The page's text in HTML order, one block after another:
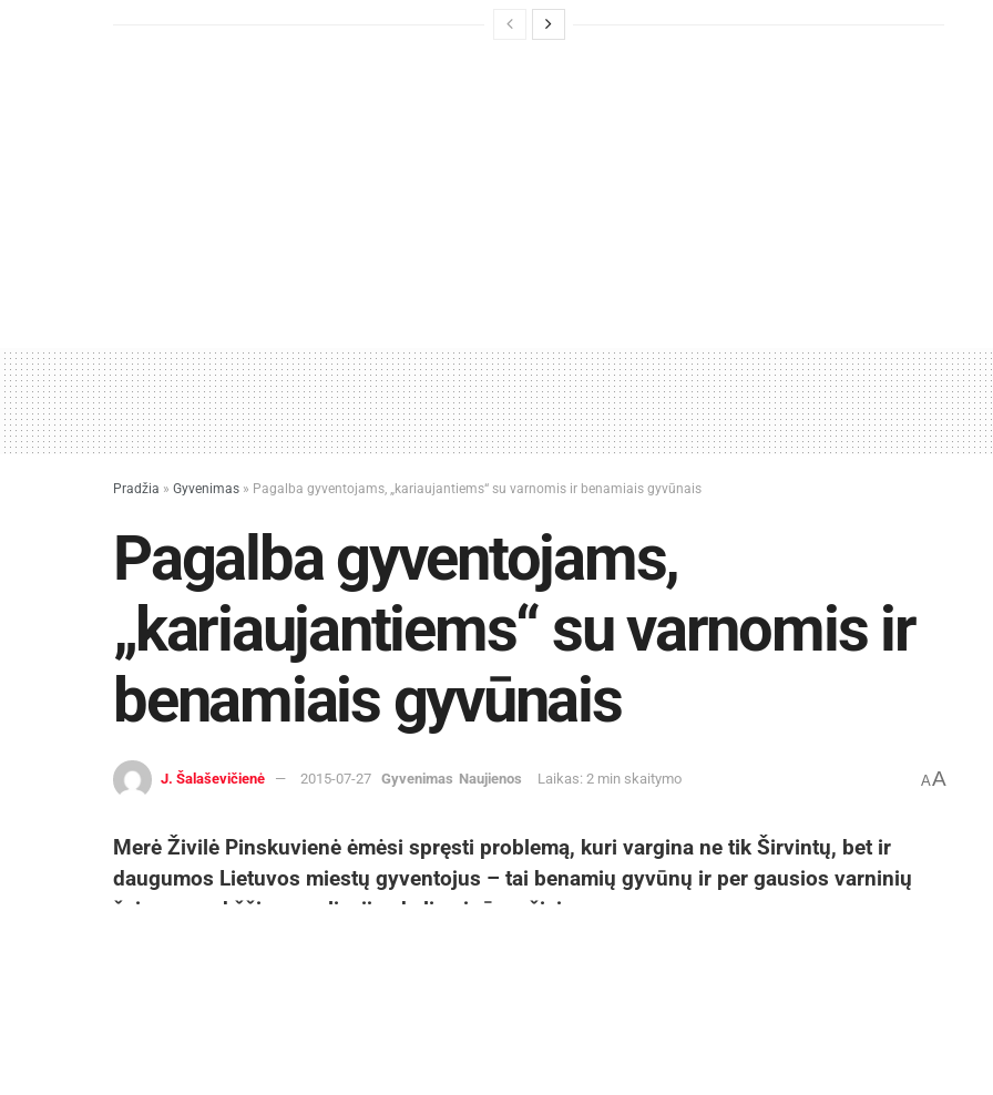
Pradžia » Gyvenimas » Pagalba gyventojams, „kariaujantiems“ su varnomis ir benamiais gyvūnais
Pagalba gyventojams,
„kariaujantiems“ su varnomis ir
benamiais gyvūnais
J. Šalaševičienė 2015-07-27 Gyvenimas Naujienos Laikas: 2 min skaitymo AA
Merė Živilė Pinskuvienė ėmėsi spręsti problemą, kuri vargina ne tik Širvintų, bet ir
daugumos Lietuvos miestų gyventojus – tai benamių gyvūnų ir per gausios varninių
šeimos paukščių populiacijos keliami rūpesčiai.